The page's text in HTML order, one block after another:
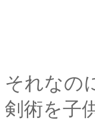
「あ
それなの
剣術を子